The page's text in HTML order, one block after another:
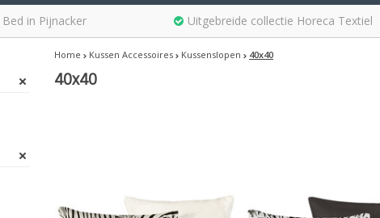
in Pijnacker Uitgebreide collectie Horeca Textiel
Home Kussen Accessoires Kussenslopen 40x40
40x40